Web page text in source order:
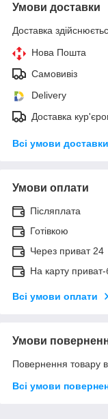
Умови доставки
Доставка
Нова Пошта
Самовивіз
Delivery
Доставка
Всі умови доставки
Умови оплати
Післяплата
Готівкою
Через приват 24
На карту приват-
Всі умови оплати
Умови
Повернення товару
Всі умови